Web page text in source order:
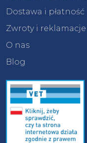
Dostawa i płatność
Zwroty i reklamacje
O nas
Blog